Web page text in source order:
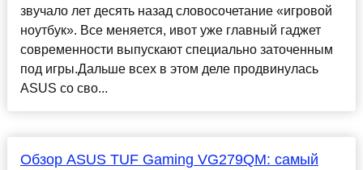
звучало лет десять назад словосочетание «игровой
ноутбук». Все меняется, ивот уже главный гаджет
современности выпускают специально заточенным
под игры.Дальше всех в этом деле продвинулась
ASUS со сво...
Обзор ASUS TUF Gaming VG279QM: самый